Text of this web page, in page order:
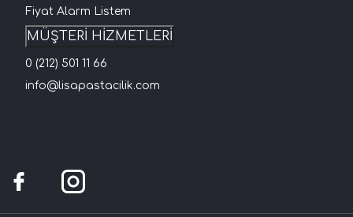
Fiyat Alarm Listem
MÜŞTERİ HİZMETLERİ
0 (212) 501 11 66
info@lisapastacilik.com